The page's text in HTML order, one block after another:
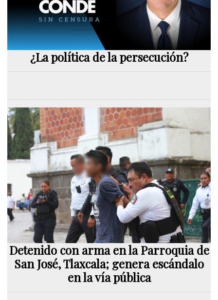
¿La política de la persecución?
Detenido con arma en la Parroquia de
San José, Tlaxcala; genera escándalo
en la vía pública